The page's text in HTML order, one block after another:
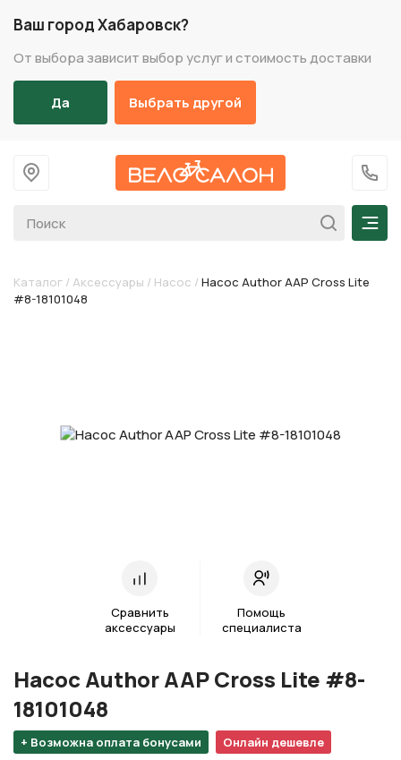
Ваш город Хабаровск?
От выбора зависит выбор услуг и стоимость доставки
Да Выбрать другой
На главную
+7
Каталог / Аксессуары / Насос / Насос Author AAP Cross Lite
#8-18101048
Сравнить
аксессуары
Помощь
специалиста
+ Возможна оплата бонусами Онлайн дешевле
Насос Author AAP Cross Lite #8-
18101048